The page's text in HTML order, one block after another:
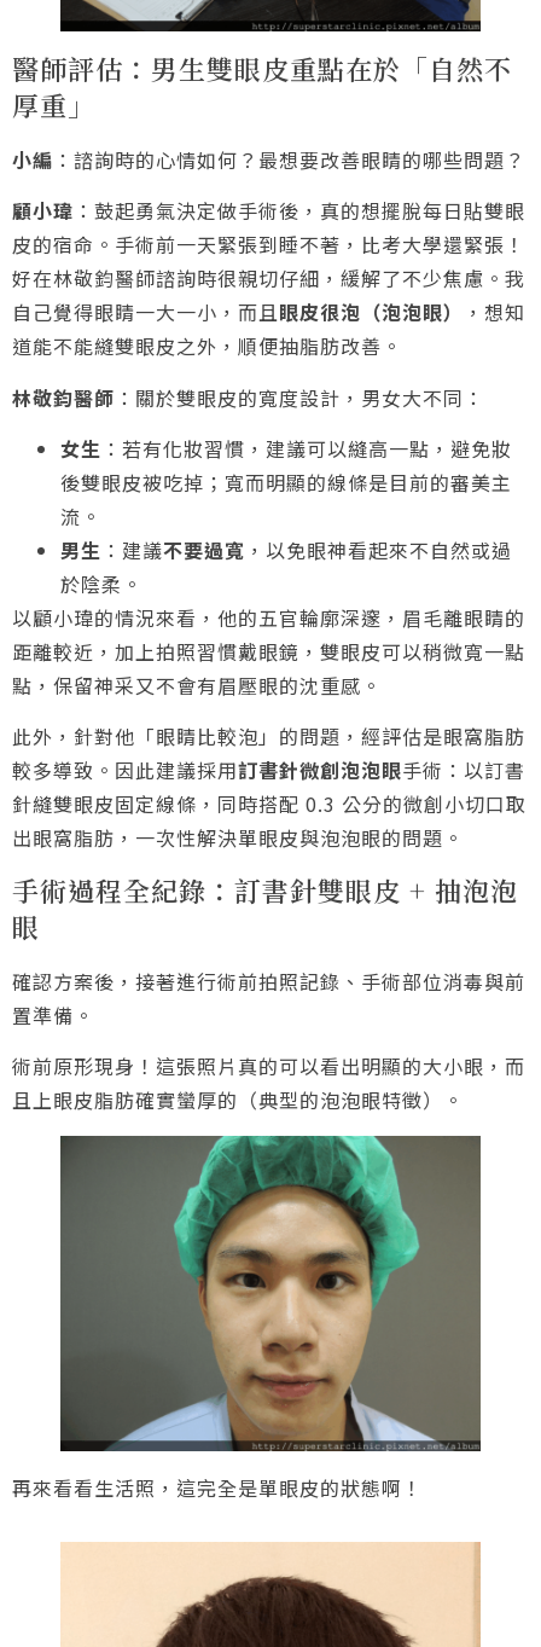
醫師評估：男生雙眼皮重點在於「自然不
厚重」
小編 ：諮詢時的心情如何？最想要改善眼睛的哪些問題？
顧小瑋 ：鼓起勇氣決定做手術後，真的想擺脫每日貼雙眼
皮的宿命。手術前一天緊張到睡不著，比考大學還緊張！
好在林敬鈞醫師諮詢時很親切仔細，緩解了不少焦慮。我
自己覺得眼睛一大一小，而且眼皮很泡（泡泡眼）
，想知
道能不能縫雙眼皮之外，順便抽脂肪改善。
林敬鈞醫師 ：關於雙眼皮的寬度設計，男女大不同：
女生 ：若有化妝習慣，建議可以縫高一點，避免妝
後雙眼皮被吃掉；寬而明顯的線條是目前的審美主
流。
男生 ：建議不要過寬 ，以免眼神看起來不自然或過
於陰柔。
以顧小瑋的情況來看，他的五官輪廓深邃，眉毛離眼睛的
距離較近，加上拍照習慣戴眼鏡，雙眼皮可以稍微寬一點
點，保留神采又不會有眉壓眼的沈重感。
此外，針對他「眼睛比較泡」的問題，經評估是眼窩脂肪
較多導致。因此建議採用訂書針微創泡泡眼手術：以訂書
針縫雙眼皮固定線條，同時搭配 0.3 公分的微創小切口取
出眼窩脂肪，一次性解決單眼皮與泡泡眼的問題。
手術過程全紀錄：訂書針雙眼皮 + 抽泡泡
眼
確認方案後，接著進行術前拍照記錄、手術部位消毒與前
置準備。
術前原形現身！這張照片真的可以看出明顯的大小眼，而
且上眼皮脂肪確實蠻厚的（典型的泡泡眼特徵）。
再來看看生活照，這完全是單眼皮的狀態啊！